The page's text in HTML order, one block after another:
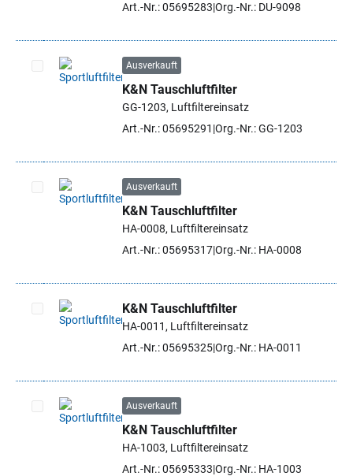
Art.-Nr.: 05695283 Org.-Nr.: DU-9098
Artikel auswählen
Ausverkauft
K&N Tauschluftfilter
GG-1203, Luftfiltereinsatz
Art.-Nr.: 05695291 Org.-Nr.: GG-1203
Artikel auswählen
Ausverkauft
K&N Tauschluftfilter
HA-0008, Luftfiltereinsatz
Art.-Nr.: 05695317Org.-Nr.: HA-0008
Artikel auswählen
K&N Tauschluftfilter
HA-0011, Luftfiltereinsatz
Art.-Nr.: 05695325Org.-Nr.: HA-0011
Artikel auswählen
Ausverkauft
K&N Tauschluftfilter
HA-1003, Luftfiltereinsatz
Art.-Nr.: 05695333 Org.-Nr.: HA-1003